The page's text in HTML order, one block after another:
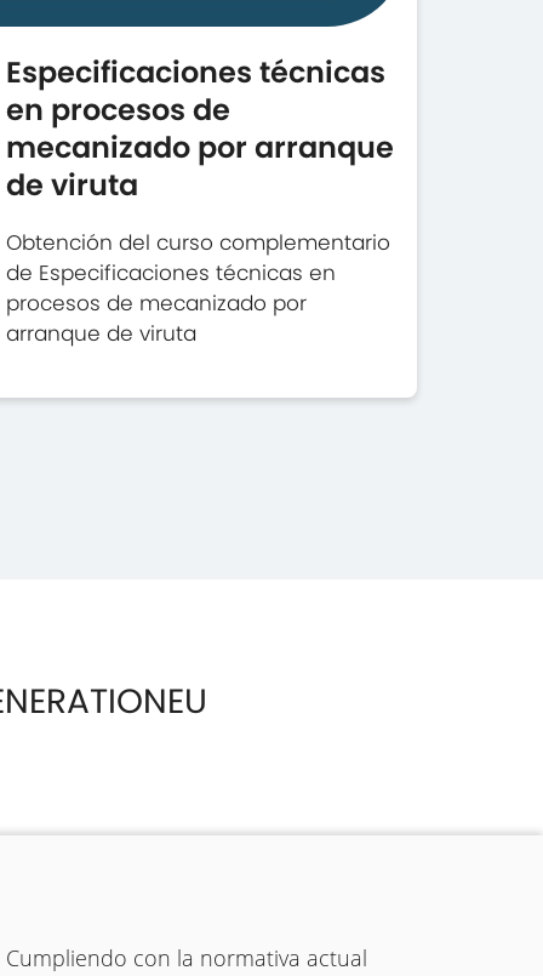
con la normativa actual
Especificaciones técnicas
en procesos de
mecanizado por arranque
de viruta
Obtención del curso complementario
de Especificaciones técnicas en
procesos de mecanizado por
arranque de viruta